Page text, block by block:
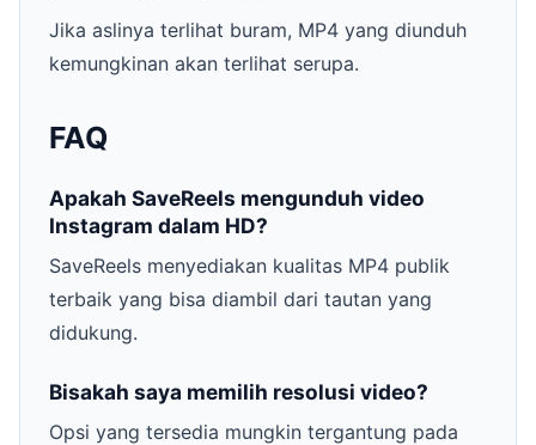
Jika aslinya terlihat buram, MP4 yang diunduh
kemungkinan akan terlihat serupa.
FAQ
Apakah SaveReels mengunduh video
Instagram dalam HD?
SaveReels menyediakan kualitas MP4 publik
terbaik yang bisa diambil dari tautan yang
didukung.
Bisakah saya memilih resolusi video?
Opsi yang tersedia mungkin tergantung pada